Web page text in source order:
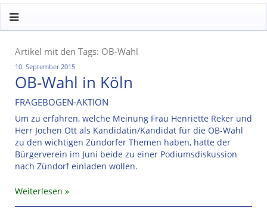
Artikel mit den Tags: OB-Wahl
10. September 2015
OB-Wahl in Köln
FRAGEBOGEN-AKTION
Um zu erfahren, welche Meinung Frau Henriette Reker und
Herr Jochen Ott als Kandidatin/Kandidat für die OB-Wahl
zu den wichtigen Zündorfer Themen haben, hatte der
Bürgerverein im Juni beide zu einer Podiumsdiskussion
nach Zündorf einladen wollen.
Weiterlesen